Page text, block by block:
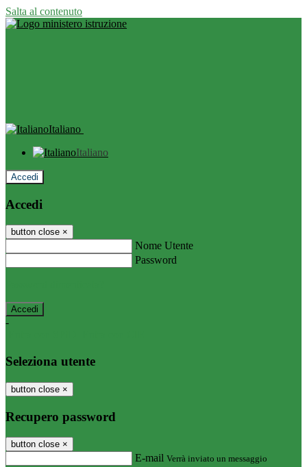
Salta al contenuto
Italiano
Italiano
Accedi
Accedi
button close ×
Nome Utente
Password
-
Seleziona utente
button close ×
Recupero password
button close ×
E-mail Verrà inviato un messaggio